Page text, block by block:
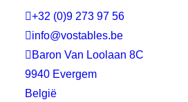
+32 (0)9 273 97 56
info@vostables.be
 Baron Van Loolaan 8C
9940 Evergem
België